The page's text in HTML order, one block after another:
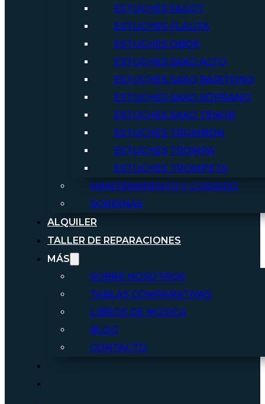
ESTUCHES FAGOT
ESTUCHES FLAUTA
ESTUCHES OBOE
ESTUCHES SAXO ALTO
ESTUCHES SAXO BARITONO
ESTUCHES SAXO SOPRANO
ESTUCHES SAXO TENOR
ESTUCHES TROMBÓN
ESTUCHES TROMPA
ESTUCHES TROMPETA
MANTENIMIENTO Y CUIDADO
SORDINAS
ALQUILER
TALLER DE REPARACIONES
MÁS
SOBRE NOSOTROS
TABLAS COMPARATIVAS
LIBROS DE MÚSICA
BLOG
CONTACTO